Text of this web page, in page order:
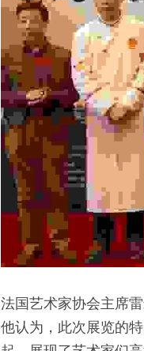
法国艺术家协会主席
他认为，此次展览的